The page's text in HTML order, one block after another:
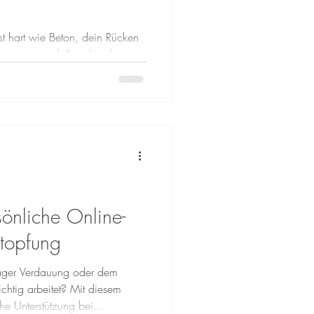
hart wie Beton, dein Rücken
fallen dir schwer.
müssen es nicht bleiben. Ich
Alltag gerät er oft
Online-
Verdauung oder dem
arbeitet? Mit diesem
Unterstützung bei